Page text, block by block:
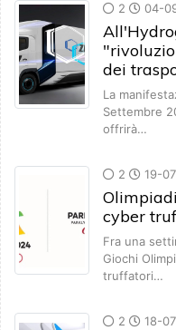
2 04-
dei
La
Settembre
offrirà…
2 19-
cyber
Fra una
Giochi
truffatori…
2 18-